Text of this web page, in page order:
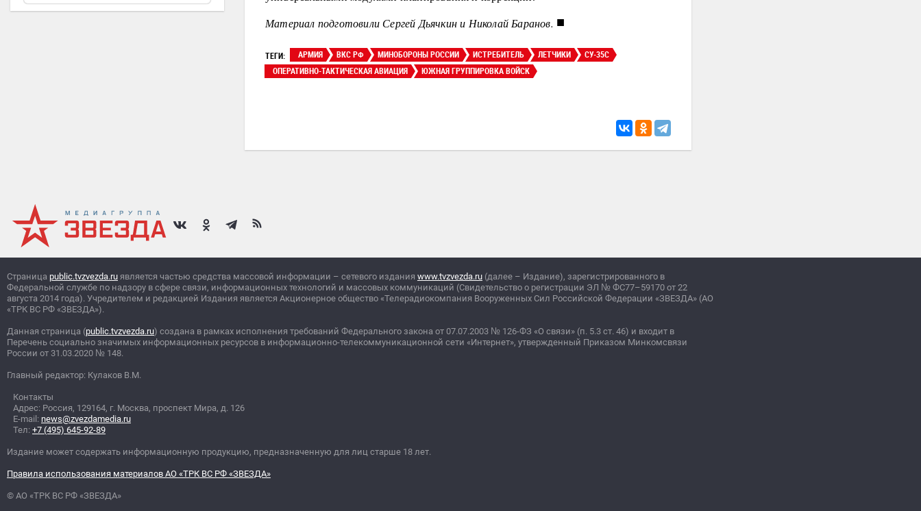
Материал подготовили Сергей Дьячкин и Николай Баранов. ■
ТЕГИ: АРМИЯ ВКС РФ МИНОБОРОНЫ РОССИИ ИСТРЕБИТЕЛЬ ЛЕТЧИКИ
СУ-35С
ОПЕРАТИВНО-ТАКТИЧЕСКАЯ АВИАЦИЯ
ЮЖНАЯ ГРУППИРОВКА ВОЙСК
Страница public.tvzvezda.ru является частью средства массовой информации – сетевого издания www.tvzvezda.ru (далее – Издание), зарегистрированного в
Федеральной службе по надзору в сфере связи, информационных технологий и массовых коммуникаций (Свидетельство о регистрации ЭЛ № ФС77–59170 от 22
августа 2014 года). Учредителем и редакцией Издания является Акционерное общество «Телерадиокомпания Вооруженных Сил Российской Федерации «ЗВЕЗДА» (АО
«ТРК ВС РФ «ЗВЕЗДА»).
Данная страница (public.tvzvezda.ru) создана в рамках исполнения требований Федерального закона от 07.07.2003 № 126-ФЗ «О связи» (п. 5.3 ст. 46) и входит в
Перечень социально значимых информационных ресурсов в информационно-телекоммуникационной сети «Интернет», утвержденный Приказом Минкомсвязи
России от 31.03.2020 № 148.
Главный редактор: Кулаков В.М.
Контакты
Адрес: Россия, 129164, г. Москва, проспект Мира, д. 126
E-mail: news@zvezdamedia.ru
Тел: +7 (495) 645-92-89
Издание может содержать информационную продукцию, предназначенную для лиц старше 18 лет.
Правила использования материалов АО «ТРК ВС РФ «ЗВЕЗДА»
© АО «ТРК ВС РФ «ЗВЕЗДА»